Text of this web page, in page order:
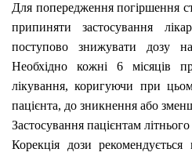
Для попередження погіршення
припиняти застосування
поступово знижувати дозу
Необхідно кожні 6 місяців
лікування, коригуючи при
пацієнта, до зникнення або
Застосування пацієнтам літнього
Корекція дози рекомендується